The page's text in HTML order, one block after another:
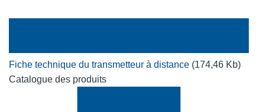
Fiche technique du transmetteur à distance (174,46 Kb)
Catalogue des produits